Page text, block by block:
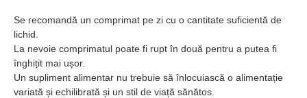
Se recomandă un comprimat pe zi cu o cantitate suficientă de
lichid.
La nevoie comprimatul poate fi rupt în două pentru a putea fi
înghițit mai ușor.
Un supliment alimentar nu trebuie să înlocuiască o alimentație
variată și echilibrată și un stil de viață sănătos.